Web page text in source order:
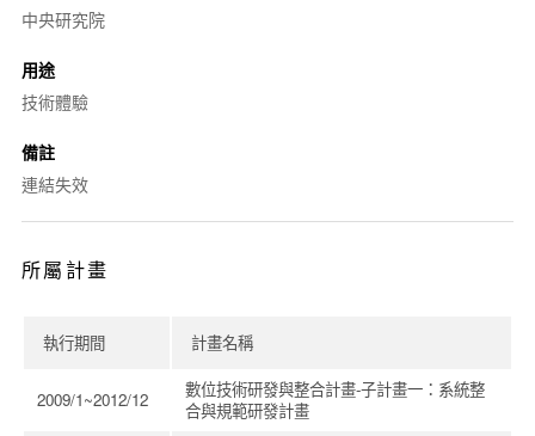
中央研究院
用途
技術體驗
備註
連結失效
所屬計畫
執行期間 計畫名稱
2009/1~2012/12
數位技術研發與整合計畫-子計畫一：系統整
合與規範研發計畫